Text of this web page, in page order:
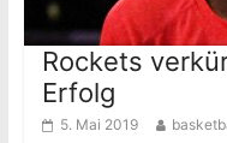
Rockets
Erfolg
5. Mai 2019